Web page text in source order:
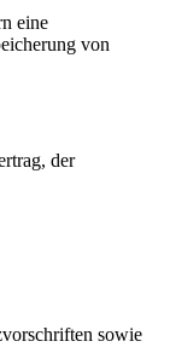
eine
von
der
sowie